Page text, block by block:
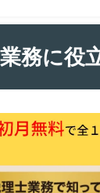
務に役